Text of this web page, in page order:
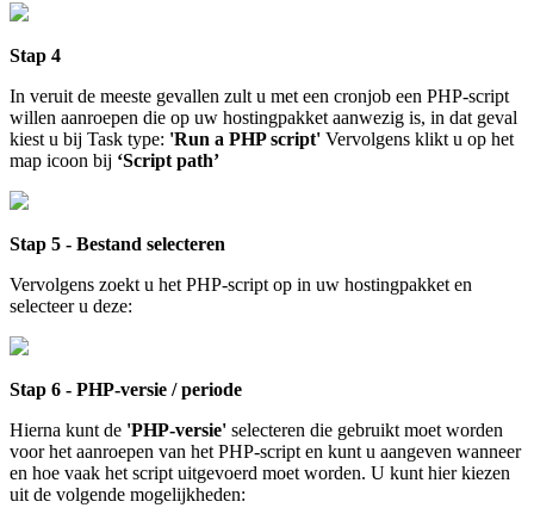
Stap 4
In veruit de meeste gevallen zult u met een cronjob een PHP-script
willen aanroepen die op uw hostingpakket aanwezig is, in dat geval
kiest u bij Task type: 'Run a PHP script' Vervolgens klikt u op het
map icoon bij ‘Script path’
Stap 5 - Bestand selecteren
Vervolgens zoekt u het PHP-script op in uw hostingpakket en
selecteer u deze:
Stap 6 - PHP-versie / periode
Hierna kunt de 'PHP-versie' selecteren die gebruikt moet worden
voor het aanroepen van het PHP-script en kunt u aangeven wanneer
en hoe vaak het script uitgevoerd moet worden. U kunt hier kiezen
uit de volgende mogelijkheden: